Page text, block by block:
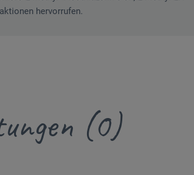
hervorrufen.
(0)